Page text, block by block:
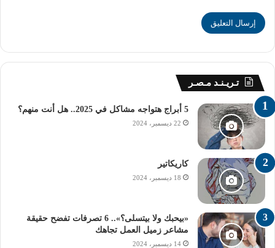
تذاكر الطيران والإقامة، يفتح باب التسجيل للشباب الذين تتراوح
إعلان النتائج في 15 نوفمبر 2024.
شروط التسجيل في
مؤتمر الشباب 2025
للمشاركة في مؤتمر الشباب 2025، يجب توافر الشروط التالية:
– تقديم الطلب عبر الرابط المخصص للتسجيل على موقع
تـريـنـد مـصـر
5 أبراج هتواجه مشاكل في 2025.. هل أنت منهم؟
22 ديسمبر، 2024
كاريكاتير
18 ديسمبر، 2024
«بيحبك ولا بيتسلى؟».. 6 تصرفات تفضح حقيقة
مشاعر زميل العمل تجاهك
14 ديسمبر، 2024